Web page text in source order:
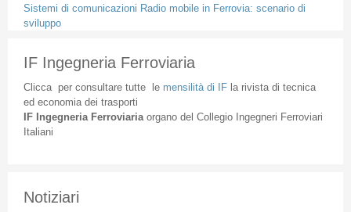
Sistemi di comunicazioni Radio mobile in Ferrovia: scenario di
sviluppo
IF Ingegneria Ferroviaria
Cliccaper consultare tuttele mensilità di IFla rivista di tecnica
ed economia dei trasporti
IF Ingegneria Ferroviaria organodel Collegio Ingegneri Ferroviari
Italiani
Notiziari